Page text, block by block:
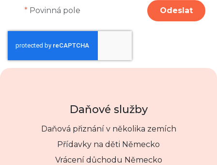
* Povinná pole Odeslat
Daňové služby
Daňová přiznání v několika zemích
Přídavky na děti Německo
Vrácení důchodu Německo